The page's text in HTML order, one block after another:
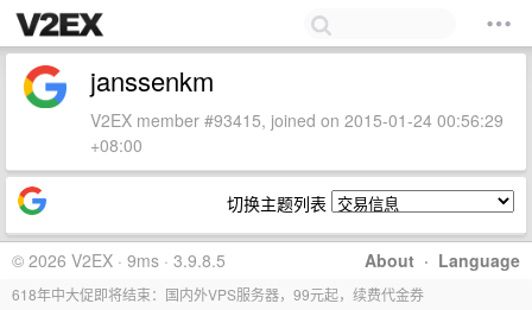
janssenkm
V2EX member #93415, joined on 2015-01-24 00:56:29
+08:00
切换主题列表
About · Language
© 2026 V2EX · 9ms · 3.9.8.5
618年中大促即将结束：国内外VPS服务器，99元起，续费代金券